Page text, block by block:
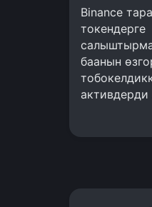
Binance
токендерге
баанын
активдерди